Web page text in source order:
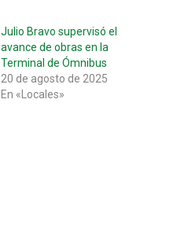
Julio Bravo supervisó el
avance de obras en la
Terminal de Ómnibus
20 de agosto de 2025
En «Locales»